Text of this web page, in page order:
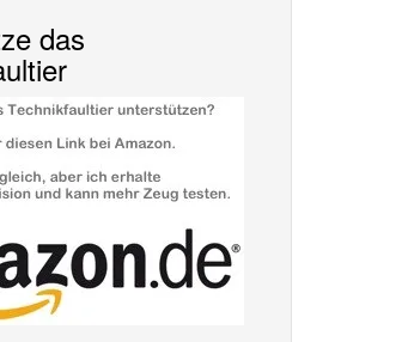
das